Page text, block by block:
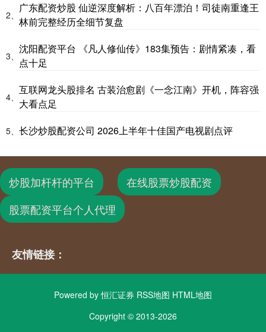
2、
广东配资炒股 仙逆深度解析：八百年漂泊！司徒南重逢王
林前完整经历全细节复盘
3、
沈阳配资平台 《凡人修仙传》183集预告：剧情紧凑，看
点十足
4、
互联网龙头股排名 古装治愈剧《一念江南》开机，阵容强
大看点足
5、 长沙炒股配资公司 2026上半年十佳国产电视剧点评
炒股加杆杆的平台
在线股票炒股配资
股票配资平台个人代理
友情链接：
Powered by恒汇证券 RSS地图 HTML地图
Copyright © 2013-2026